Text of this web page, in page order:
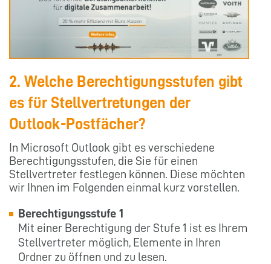
2. Welche Berechtigungsstufen gibt
es für Stellvertretungen der
Outlook-Postfächer?
In Microsoft Outlook gibt es verschiedene
Berechtigungsstufen, die Sie für einen
Stellvertreter festlegen können. Diese möchten
wir Ihnen im Folgenden einmal kurz vorstellen.
Berechtigungsstufe 1
Mit einer Berechtigung der Stufe 1 ist es Ihrem
Stellvertreter möglich, Elemente in Ihren
Ordner zu öffnen und zu lesen.